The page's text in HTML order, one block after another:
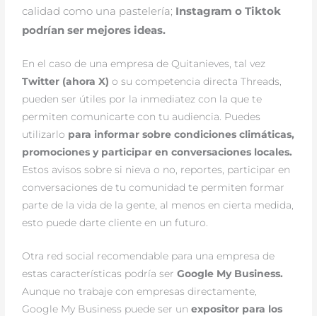
calidad como una pastelería; Instagram o Tiktok
podrían ser mejores ideas.
En el caso de una empresa de Quitanieves, tal vez
Twitter (ahora X) o su competencia directa Threads,
pueden ser útiles por la inmediatez con la que te
permiten comunicarte con tu audiencia. Puedes
utilizarlo para informar sobre condiciones climáticas,
promociones y participar en conversaciones locales.
Estos avisos sobre si nieva o no, reportes, participar en
conversaciones de tu comunidad te permiten formar
parte de la vida de la gente, al menos en cierta medida,
esto puede darte cliente en un futuro.
Otra red social recomendable para una empresa de
estas características podría serGoogle My Business.
Aunque no trabaje con empresas directamente,
Google My Business puede ser unexpositor para los